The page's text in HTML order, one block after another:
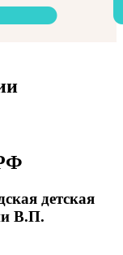
детская
В.П.